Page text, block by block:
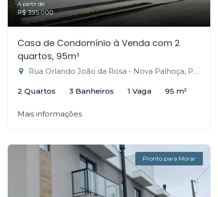
A partir de:
R$ 395.000
Casa de Condomínio à Venda com 2
quartos, 95m²
Rua Orlando João da Rosa - Nova Palhoça, Palhoça-SC
2 Quartos 3 Banheiros 1 Vaga 95 m²
Mais informações
Pronto para Morar